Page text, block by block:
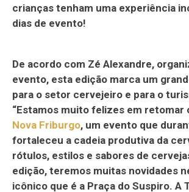
crianças tenham uma experiência
dias de evento!
De acordo com Zé Alexandre,
evento, esta edição marca um
para o setor cervejeiro e para o
“Estamos muito felizes em retomar
Nova Friburgo, um evento que
fortaleceu a cadeia produtiva da
rótulos, estilos e sabores de
edição, teremos muitas novidades
icônico que é a Praça do Suspiro. A